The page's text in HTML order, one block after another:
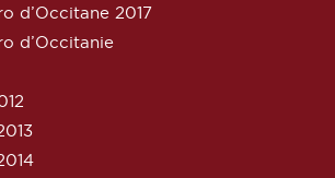
d’Occitane 2017
d’Occitanie